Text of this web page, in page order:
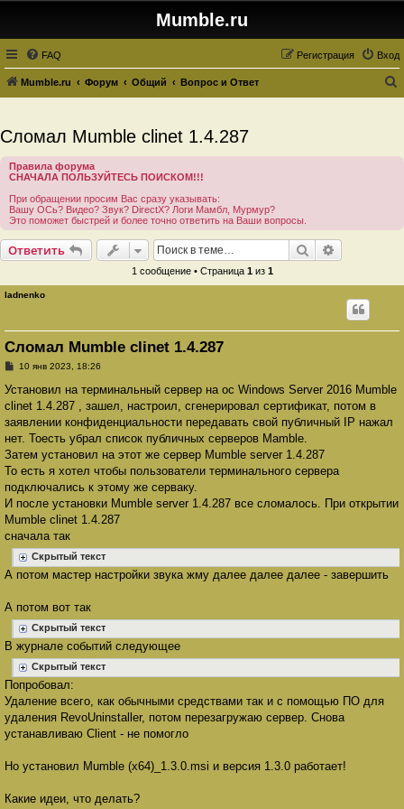
Mumble.ru
FAQ Вход
Регистрация
Mumble.ru Форум Общий Вопрос и Ответ
Сломал Mumble clinet 1.4.287
Правила форума
СНАЧАЛА ПОЛЬЗУЙТЕСЬ ПОИСКОМ!!!
При обращении просим Вас сразу указывать:
Вашу ОСь? Видео? Звук? DirectX? Логи Мамбл, Мурмур?
Это поможет быстрей и более точно ответить на Ваши вопросы.
Ответить Поиск
1 сообщение • Страница 1из 1
ladnenko
Сломал Mumble clinet 1.4.287
С
о
щ
е
и
е
10 янв 2023, 18:26
Установил на терминальный сервер на ос Windows Server 2016 Mumble
clinet 1.4.287 , зашел, настроил, сгенерировал сертификат, потом в
заявлении конфиденциальности передавать свой публичный IP нажал
нет. Тоесть убрал список публичных серверов Mamble.
Затем установил на этот же сервер Mumble server 1.4.287
То есть я хотел чтобы пользователи терминального сервера
подключались к этому же серваку.
И после установки Mumble server 1.4.287 все сломалось. При открытии
Mumble clinet 1.4.287
сначала так
Скрытый текст
А потом мастер настройки звука жму далее далее далее - завершить
А потом вот так
Скрытый текст
В журнале событий следующее
Скрытый текст
Попробовал:
Удаление всего, как обычными средствами так и с помощью ПО для
удаления RevoUninstaller, потом перезагружаю сервер. Снова
устанавливаю Client - не помогло
Но установил Mumble (x64)_1.3.0.msi и версия 1.3.0 работает!
Какие идеи, что делать?